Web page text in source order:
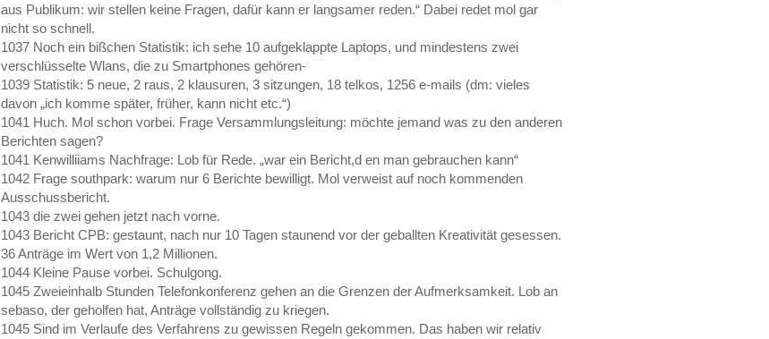
aus Publikum: wir stellen keine Fragen, dafür kann er langsamer reden.“ Dabei redet mol gar
nicht so schnell.
1037 Noch ein bißchen Statistik: ich sehe 10 aufgeklappte Laptops, und mindestens zwei
verschlüsselte Wlans, die zu Smartphones gehören-
1039 Statistik: 5 neue, 2 raus, 2 klausuren, 3 sitzungen, 18 telkos, 1256 e-mails (dm: vieles
davon „ich komme später, früher, kann nicht etc.“)
1041 Huch. Mol schon vorbei. Frage Versammlungsleitung: möchte jemand was zu den anderen
Berichten sagen?
1041 Kenwilliiams Nachfrage: Lob für Rede. „war ein Bericht,d en man gebrauchen kann“
1042 Frage southpark: warum nur 6 Berichte bewilligt. Mol verweist auf noch kommenden
Ausschussbericht.
1043 die zwei gehen jetzt nach vorne.
1043 Bericht CPB: gestaunt, nach nur 10 Tagen staunend vor der geballten Kreativität gesessen.
36 Anträge im Wert von 1,2 Millionen.
1044 Kleine Pause vorbei. Schulgong.
1045 Zweieinhalb Stunden Telefonkonferenz gehen an die Grenzen der Aufmerksamkeit. Lob an
sebaso, der geholfen hat, Anträge vollständig zu kriegen.
1045 Sind im Verlaufe des Verfahrens zu gewissen Regeln gekommen. Das haben wir relativ